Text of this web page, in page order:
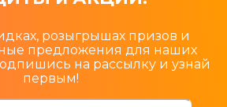
розыгрышах призов и
предложения для наших
на рассылку и узнай
первым!